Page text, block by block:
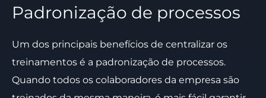
Padronização de processos
Um dos principais benefícios de centralizar os
treinamentos é a padronização de processos.
Quando todos os colaboradores da empresa são